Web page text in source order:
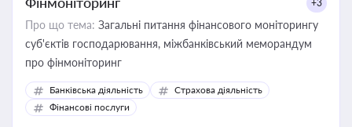
+3
Про що тема: Загальні питання фінансового моніторингу
суб'єктів господарювання, міжбанківський меморандум
про фінмоніторинг
Банківська діяльність
Страхова діяльність
Фінансові послуги